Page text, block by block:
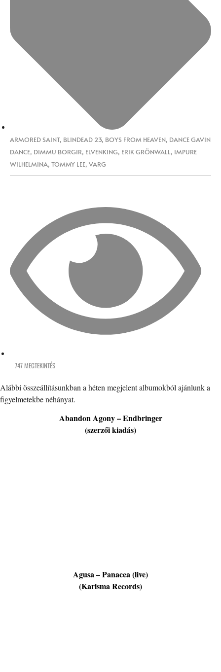
ARMORED SAINT, BLINDEAD 23, BOYS FROM HEAVEN, DANCE GAVIN
DANCE, DIMMU BORGIR, ELVENKING, ERIK GRÖNWALL, IMPURE
WILHELMINA, TOMMY LEE, VARG
747 MEGTEKINTÉS
Alábbi összeállításunkban a héten megjelent albumokból ajánlunk a
figyelmetekbe néhányat.
Abandon Agony – Endbringer
(szerzői kiadás)
Agusa – Panacea (live)
(Karisma Records)